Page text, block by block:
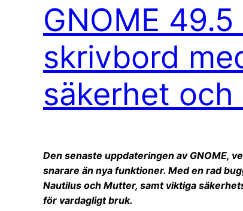
GNOME
skrivbord
säkerhet
Den senaste uppdateringen av GNOME,
snarare än nya funktioner. Med en rad
Nautilus och Mutter, samt viktiga
för vardagligt bruk.